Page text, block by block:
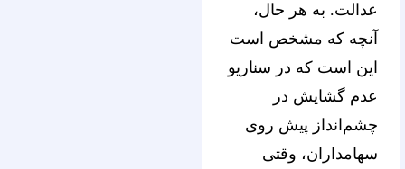
عدالت. به هر حال،
آنچه که مشخص است
این است که در سناریو
عدم گشایش در
چشم‌انداز پیش روی
سهامداران، وقتی